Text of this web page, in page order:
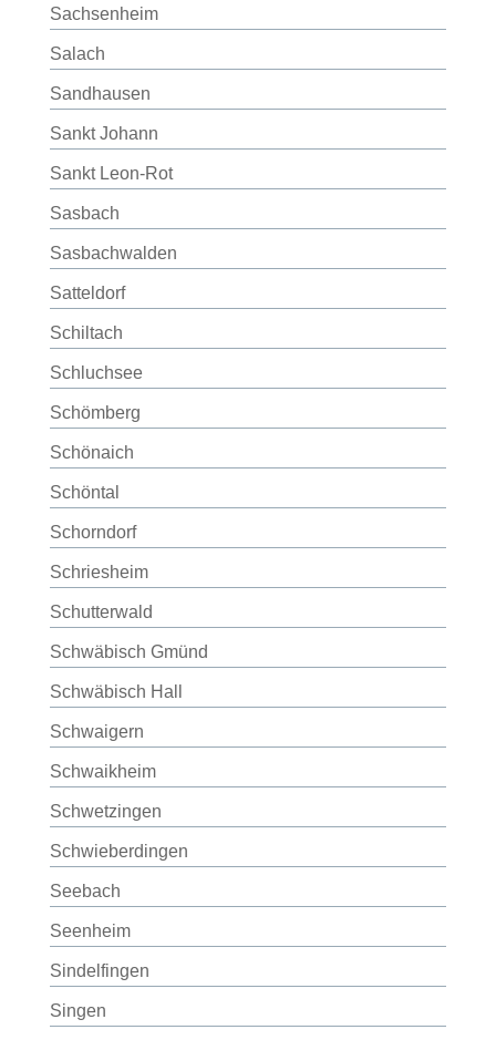
Sachsenheim
Salach
Sandhausen
Sankt Johann
Sankt Leon-Rot
Sasbach
Sasbachwalden
Satteldorf
Schiltach
Schluchsee
Schömberg
Schönaich
Schöntal
Schorndorf
Schriesheim
Schutterwald
Schwäbisch Gmünd
Schwäbisch Hall
Schwaigern
Schwaikheim
Schwetzingen
Schwieberdingen
Seebach
Seenheim
Sindelfingen
Singen